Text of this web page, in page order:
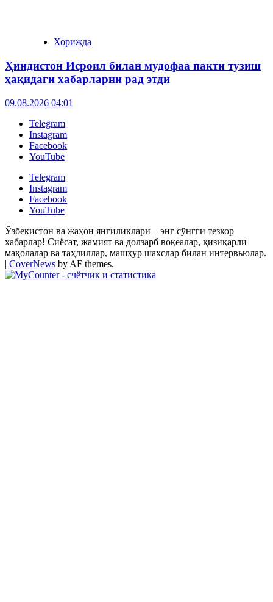
Хорижда
Ҳиндистон Исроил билан мудофаа пакти тузиш
ҳақидаги хабарларни рад этди
09.08.2026 04:01
Telegram
Instagram
Facebook
YouTube
Telegram
Instagram
Facebook
YouTube
Ўзбекистон ва жаҳон янгиликлари – энг сўнгги тезкор
хабарлар! Сиёсат, жамият ва долзарб воқеалар, қизиқарли
мақолалар ва таҳлиллар, машҳур шахслар билан интервьюлар.
| CoverNews by AF themes.